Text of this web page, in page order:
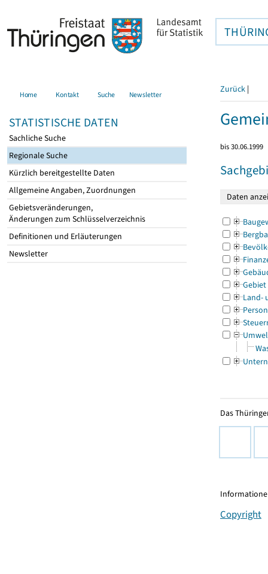
Home Kontakt Suche Newsletter
STATISTISCHE DATEN
Sachliche Suche
Regionale Suche
Kürzlich bereitgestellte Daten
Allgemeine Angaben, Zuordnungen
Gebietsveränderungen,
Änderungen zum Schlüsselverzeichnis
Definitionen und Erläuterungen
Newsletter
Zurück |
bis 30.06.1999
Gebiet
Land-
Das
Copyright